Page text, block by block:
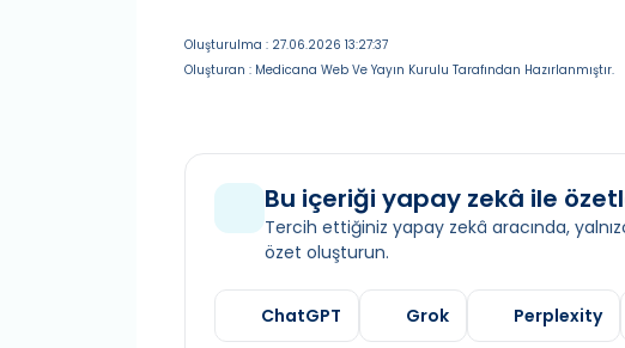
Oluşturulma : 27.06.2026 13:27:37
Oluşturan : Medicana Web Ve Yayın Kurulu Tarafından Hazırlanmıştır.
Bu içeriği yapay zekâ ile
Tercih ettiğiniz yapay zekâ aracında,
özet oluşturun.
ChatGPT Grok Perplexity